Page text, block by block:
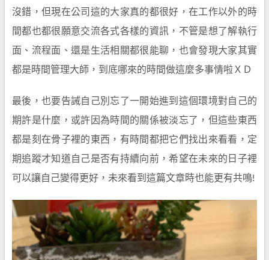
沒錯，但現在公司這的大家真的都很好，在工作以外的時
間都也都很願意交流各式各樣的資訊，不管是想了解執行
面、流程面、還是生活相關都很能聊，也會發現大家其實
都是時間管理大師，到底哪來的時間做這麼多事情啦ＸＤ
最後，也要告誡自己別忘了一開始進到這個環境對自己的
期許是什麼，或許因為時間的關係被淡忘了，但這些東西
都是刻在骨子裡的東西，有時間都把它們找出來看看，定
期追蹤才知道自己是否有持續向前，希望在未來的日子裡
可以讓自己變得更好，未來看到這篇文章時也能更有共鳴!